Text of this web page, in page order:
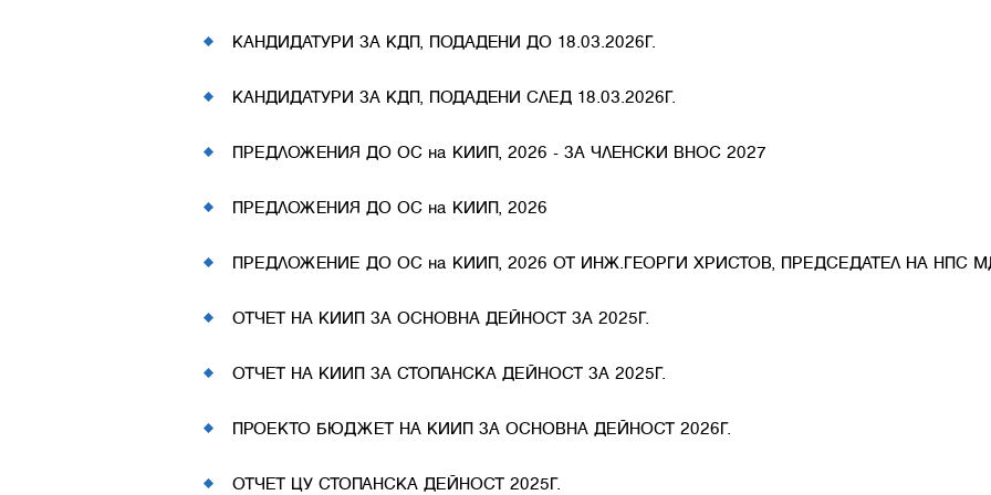
КАНДИДАТУРИ ЗА КДП, ПОДАДЕНИ ДО 18.03.2026Г.
КАНДИДАТУРИ ЗА КДП, ПОДАДЕНИ СЛЕД 18.03.2026Г.
ПРЕДЛОЖЕНИЯ ДО ОС на КИИП, 2026 - ЗА ЧЛЕНСКИ ВНОС 2027
ПРЕДЛОЖЕНИЯ ДО ОС на КИИП, 2026
ПРЕДЛОЖЕНИЕ ДО ОС на КИИП, 2026 ОТ ИНЖ.ГЕОРГИ ХРИСТОВ, ПРЕДСЕДАТЕЛ НА НПС
ОТЧЕТ НА КИИП ЗА ОСНОВНА ДЕЙНОСТ ЗА 2025Г.
ОТЧЕТ НА КИИП ЗА СТОПАНСКА ДЕЙНОСТ ЗА 2025Г.
ПРОЕКТО БЮДЖЕТ НА КИИП ЗА ОСНОВНА ДЕЙНОСТ 2026Г.
ОТЧЕТ ЦУ СТОПАНСКА ДЕЙНОСТ 2025Г.